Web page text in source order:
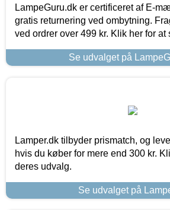
LampeGuru.dk er certificeret af E-
gratis returnering ved ombytning.
ved ordrer over 499 kr. Klik her for at
Se udvalget på
Lamper.dk tilbyder prismatch, og
hvis du køber for mere end 300 kr.
deres udvalg.
Se udvalget på